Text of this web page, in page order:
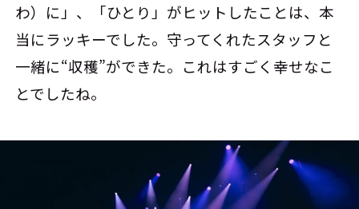
わ）に」、「ひとり」がヒットしたことは、本
当にラッキーでした。守ってくれたスタッフと
一緒に“収穫”ができた。これはすごく幸せなこ
とでしたね。